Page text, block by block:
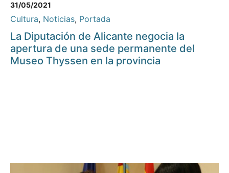
31/05/2021
Cultura, Noticias, Portada
La Diputación de Alicante negocia la
apertura de una sede permanente del
Museo Thyssen en la provincia